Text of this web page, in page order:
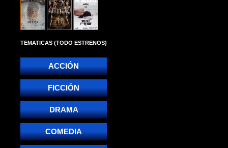
TEMATICAS (TODO ESTRENOS)
ACCIÓN
FICCIÓN
DRAMA
COMEDIA